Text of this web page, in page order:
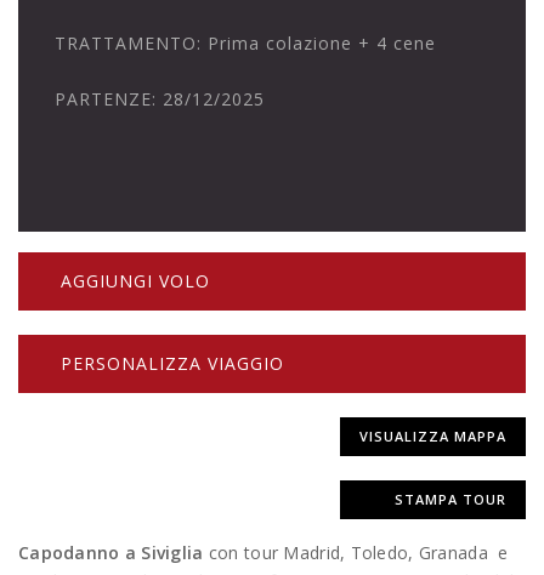
TRATTAMENTO: Prima colazione + 4 cene
PARTENZE: 28/12/2025
AGGIUNGI VOLO
PERSONALIZZA VIAGGIO
VISUALIZZA MAPPA
STAMPA TOUR
Capodanno a Siviglia con tour Madrid, Toledo, Granada e